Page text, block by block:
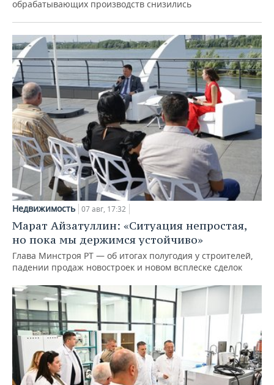
обрабатывающих производств снизились
Недвижимость 07 авг, 17:32
Марат Айзатуллин: «Ситуация непростая,
но пока мы держимся устойчиво»
Глава Минстроя РТ — об итогах полугодия у строителей,
падении продаж новостроек и новом всплеске сделок